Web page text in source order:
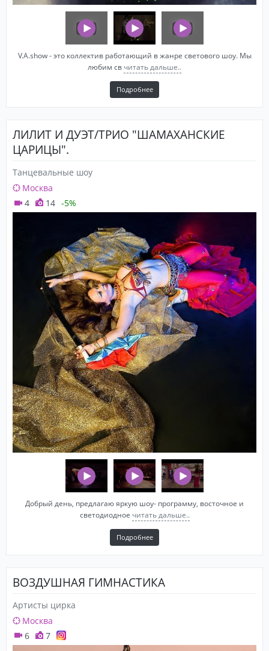
V.A.show - это коллектив работающий в жанре светового шоу. Мы
любим св читать дальше..
Подробнее
ЛИЛИТ И ДУЭТ/ТРИО "ШАМАХАНСКИЕ
ЦАРИЦЫ".
Танцевальные шоу
Москва
4
14 -5%
Добрый день, предлагаю яркую шоу- программу, восточное и
светодиодное читать дальше..
Подробнее
ВОЗДУШНАЯ ГИМНАСТИКА
Артисты цирка
Москва
6
7